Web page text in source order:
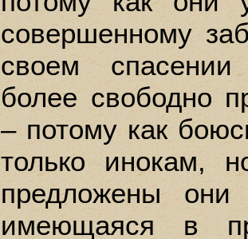
совершенному
своем спасении
более свободно
– потому как
только инокам,
предложены
имеющаяся в